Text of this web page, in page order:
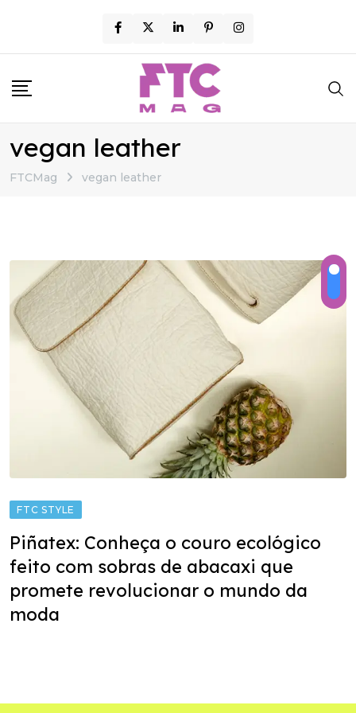
content
vegan leather
FTCMag vegan leather
FTC STYLE
Piñatex: Conheça o couro ecológico
feito com sobras de abacaxi que
promete revolucionar o mundo da
moda